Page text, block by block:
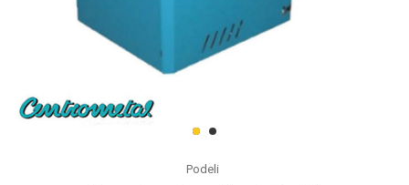
1 2
Podeli
POMOĆ PRI
KUPOVINI
i porudžbine